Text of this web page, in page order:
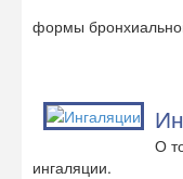
формы
О
ингаляции.